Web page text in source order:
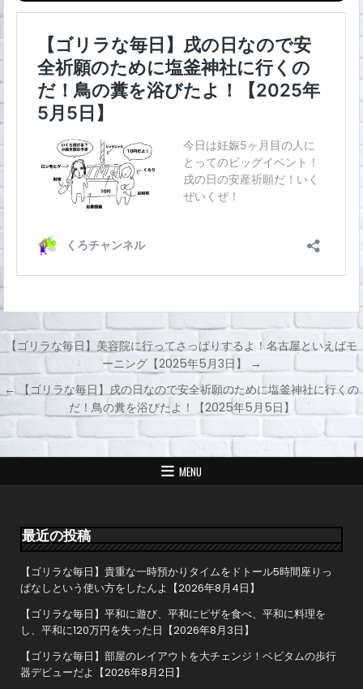
投
稿
ナ
ビ
ー
シ
ョ
【ゴリラな毎日】美容院に行ってさっぱりするよ！名古屋といえばモ
ーニング【2025年5月3日】 →
← 【ゴリラな毎日】戌の日なので安全祈願のために塩釜神社に行くの
だ！鳥の糞を浴びたよ！【2025年5月5日】
MENU
最近の投稿
【ゴリラな毎日】貴重な一時預かりタイムをドトール5時間座りっ
ぱなしという使い方をしたんよ【2026年8月4日】
【ゴリラな毎日】平和に遊び、平和にピザを食べ、平和に料理を
し、平和に120万円を失った日【2026年8月3日】
【ゴリラな毎日】部屋のレイアウトを大チェンジ！ベビタムの歩行
器デビューだよ【2026年8月2日】